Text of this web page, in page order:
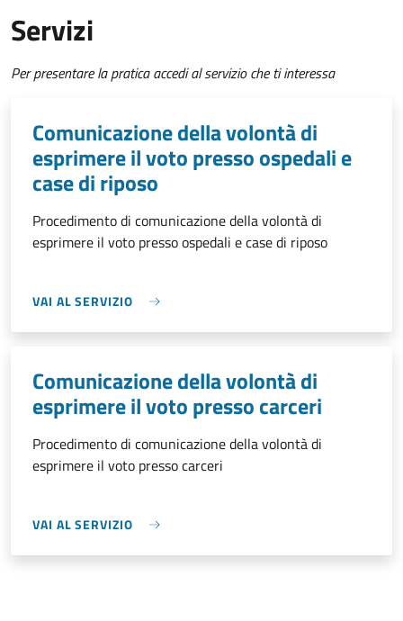
Servizi
Per presentare la pratica accedi al servizio che ti interessa
Comunicazione della volontà di
esprimere il voto presso ospedali e
case di riposo
Procedimento di comunicazione della volontà di
esprimere il voto presso ospedali e case di riposo
VAI AL SERVIZIO
Comunicazione della volontà di
esprimere il voto presso carceri
Procedimento di comunicazione della volontà di
esprimere il voto presso carceri
VAI AL SERVIZIO